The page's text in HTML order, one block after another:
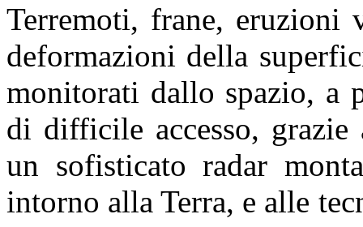
Terremoti, frane, eruzioni
deformazioni della
monitorati dallo spazio, a
di difficile accesso,
un sofisticato radar
intorno alla Terra, e alle